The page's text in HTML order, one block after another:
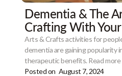
Dementia & The
Crafting With
Arts & Crafts activities for
dementia are gaining popularity
therapeutic benefits. Read
Posted on August 7, 2024